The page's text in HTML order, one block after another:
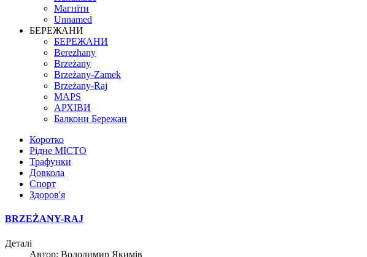
Магніти
Unnamed
БЕРЕЖАНИ
БЕРЕЖАНИ
Berezhany
Brzeżany
Brzeżany-Zamek
Brzeżany-Raj
MAPS
АРХІВИ
Балкони Бережан
Коротко
Рідне МІСТО
Трафунки
Довкола
Спорт
Здоров'я
BRZEŻANY-RAJ
Деталі
Автор: Володимир Якимів